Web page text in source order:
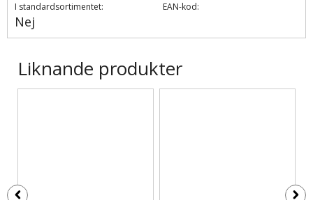
I standardsortimentet:
Nej
EAN-kod:
Liknande produkter